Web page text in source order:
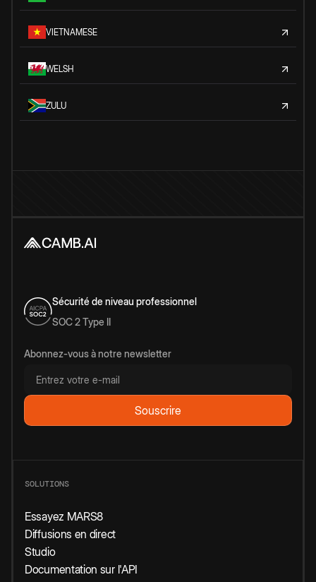
VIETNAMESE
WELSH
ZULU
Sécurité de niveau professionnel
SOC 2 Type II
Abonnez-vous à notre newsletter
SOLUTIONS
Essayez MARS8
Diffusions en direct
Studio
Documentation sur l'API